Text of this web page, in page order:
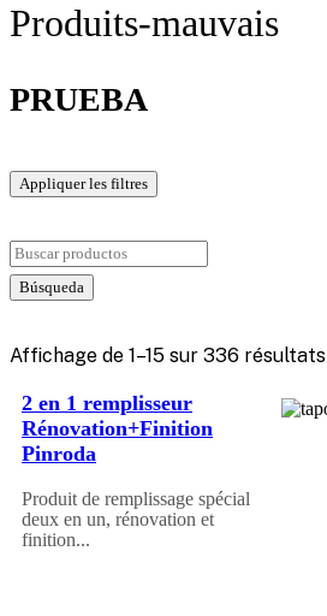
Produits-mauvais
PRUEBA
Appliquer les filtres
Affichage de 1–15 sur 336 résultats
2 en 1 remplisseur
Rénovation+Finition
Pinroda
Produit de remplissage spécial
deux en un, rénovation et
finition...